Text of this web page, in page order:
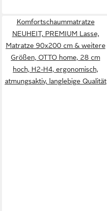
Komfortschaummatratze
NEUHEIT, PREMIUM Lasse,
Matratze 90x200 cm & weitere
Größen, OTTO home, 28 cm
hoch, H2-H4, ergonomisch,
atmungsaktiv, langlebige Qualität